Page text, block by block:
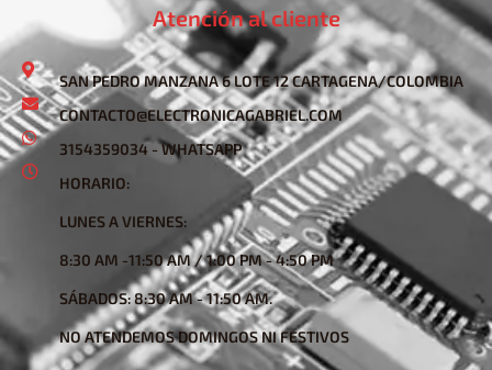
Atención al cliente
SAN PEDRO MANZANA 6 LOTE 12 CARTAGENA/COLOMBIA
CONTACTO@ELECTRONICAGABRIEL.COM
3154359034 - WHATSAPP
HORARIO:
LUNES A VIERNES:
8:30 AM -11:50 AM / 1:00 PM - 4:50 PM
SÁBADOS: 8:30 AM - 11:50 AM.
NO ATENDEMOS DOMINGOS NI FESTIVOS